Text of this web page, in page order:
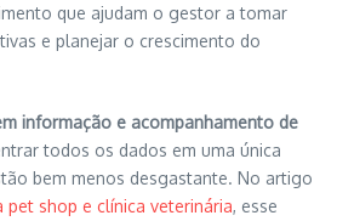
que ajudam o gestor a tomar
e planejar o crescimento do
informação e acompanhamento de
todos os dados em uma única
bem menos desgastante. No artigo
pet shop e clínica veterinária, esse